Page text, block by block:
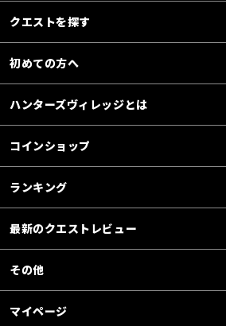
クエストを探す
初めての方へ
ハンターズヴィレッジとは
コインショップ
ランキング
最新のクエストレビュー
その他
マイページ